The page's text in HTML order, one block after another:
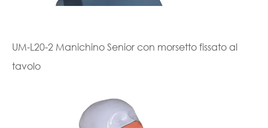
UM-L20-2 Manichino Senior con morsetto fissato al
tavolo